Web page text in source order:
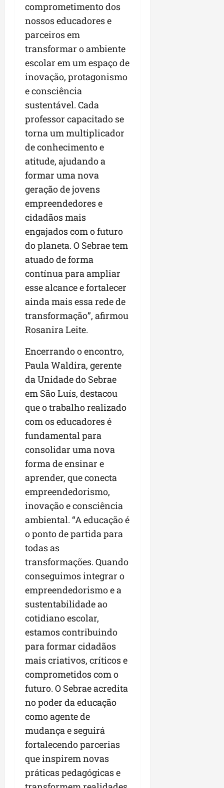
comprometimento dos
nossos educadores e
parceiros em
transformar o ambiente
escolar em um espaço de
inovação, protagonismo
e consciência
sustentável. Cada
professor capacitado se
torna um multiplicador
de conhecimento e
atitude, ajudando a
formar uma nova
geração de jovens
empreendedores e
cidadãos mais
engajados com o futuro
do planeta. O Sebrae tem
atuado de forma
contínua para ampliar
esse alcance e fortalecer
ainda mais essa rede de
transformação”, afirmou
Rosanira Leite.
Encerrando o encontro,
Paula Waldira, gerente
da Unidade do Sebrae
em São Luís, destacou
que o trabalho realizado
com os educadores é
fundamental para
consolidar uma nova
forma de ensinar e
aprender, que conecta
empreendedorismo,
inovação e consciência
ambiental. “A educação é
o ponto de partida para
todas as
transformações. Quando
conseguimos integrar o
empreendedorismo e a
sustentabilidade ao
cotidiano escolar,
estamos contribuindo
para formar cidadãos
mais criativos, críticos e
comprometidos com o
futuro. O Sebrae acredita
no poder da educação
como agente de
mudança e seguirá
fortalecendo parcerias
que inspirem novas
práticas pedagógicas e